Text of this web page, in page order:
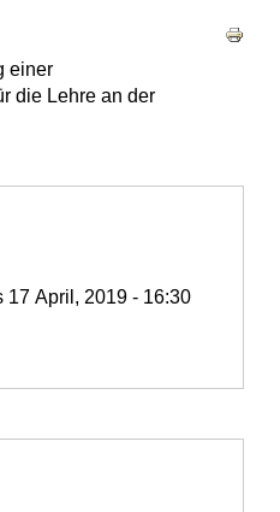
einer
die Lehre an der
17 April, 2019 - 16:30